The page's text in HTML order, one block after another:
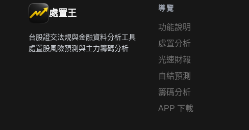
處置王
台股證交法規與金融資料分析工具
處置股風險預測與主力籌碼分析
導覽
功能說明
處置分析
光速財報
自結預測
籌碼分析
APP 下載